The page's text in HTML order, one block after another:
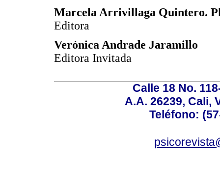
Marcela Arrivillaga Quintero.
Editora
Verónica Andrade Jaramillo
Editora Invitada
Calle 18 No.
A.A. 26239, Cali,
Teléfono: